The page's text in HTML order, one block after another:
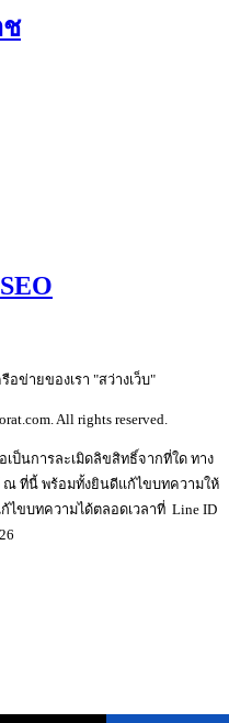
ช
ข่ายของเรา "สว่างเว็บ"
All rights reserved.
ป็นการละเมิดลิขสิทธิ์จากที่ใด ทาง
ณ ที่นี้ พร้อมทั้งยินดีแก้ไขบทความให้
ไขบทความได้ตลอดเวลาที่ Line ID